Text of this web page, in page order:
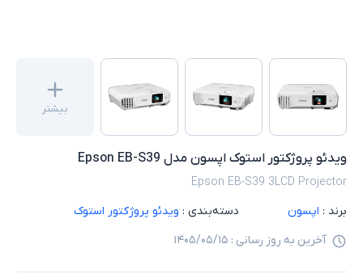
بیشتر
ویدئو پروژکتور استوک اپسون مدل Epson EB-S39
Epson EB-S39 3LCD Projector
برند : اپسون دسته‌بندی : ویدئو پروژکتور استوک
آخرین به روز رسانی : ۱۴۰۵/۰۵/۱۵